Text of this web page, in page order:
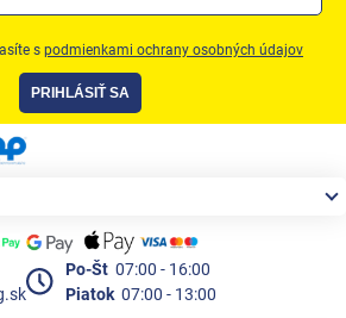
s podmienkami ochrany osobných údajov
PRIHLÁSIŤ SA
Po-Št 07:00 - 16:00
Piatok 07:00 - 13:00